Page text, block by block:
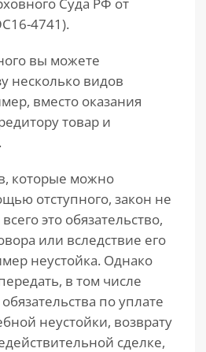
4741).
вы можете
несколько видов
вместо оказания
товар и
которые можно
отступного, закон не
это обязательство,
или вследствие его
неустойка. Однако
в том числе
по уплате
неустойки, возврату
сделке,